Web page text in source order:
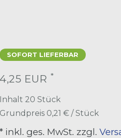
SOFORT LIEFERBAR
4,25 EUR *
Inhalt 20 Stück
Grundpreis 0,21 € / Stück
* inkl. ges. MwSt. zzgl.